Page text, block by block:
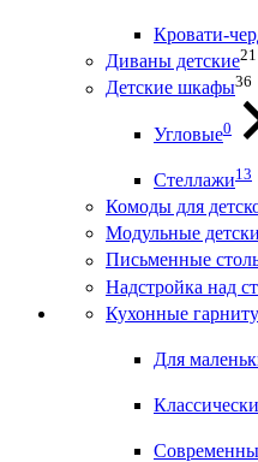
Кровати-
Диваны детские21
Детские шкафы36
Угловые0
Стеллажи13
Комоды для
Модульные
Письменные
Надстройка над
Кухонные
Для